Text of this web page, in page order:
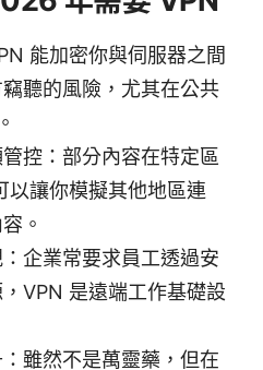
能加密你與伺服器之間
聽的風險，尤其在公共
控：部分內容在特定區
以讓你模擬其他地區連
。
企業常要求員工透過安
VPN 是遠端工作基礎設
雖然不是萬靈藥，但在